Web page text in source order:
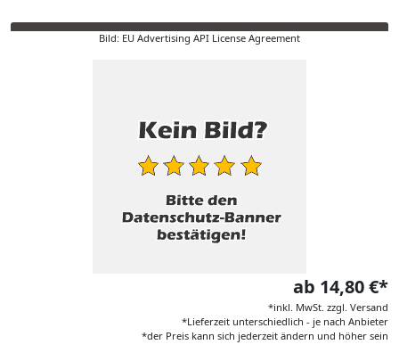
Bild: EU Advertising API License Agreement
ab 14,80 €*
*inkl. MwSt. zzgl. Versand
*Lieferzeit unterschiedlich - je nach Anbieter
*der Preis kann sich jederzeit ändern und höher sein